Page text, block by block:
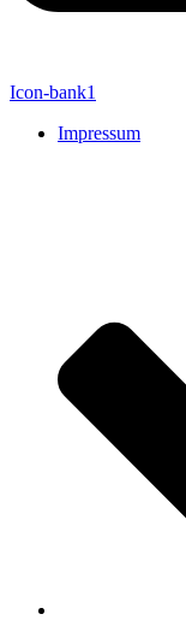
Icon-bank1
Impressum